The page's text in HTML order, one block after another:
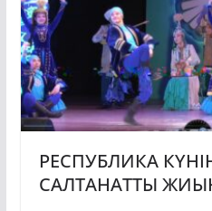
РЕСПУБЛИКА
САЛТАНАТТЫ